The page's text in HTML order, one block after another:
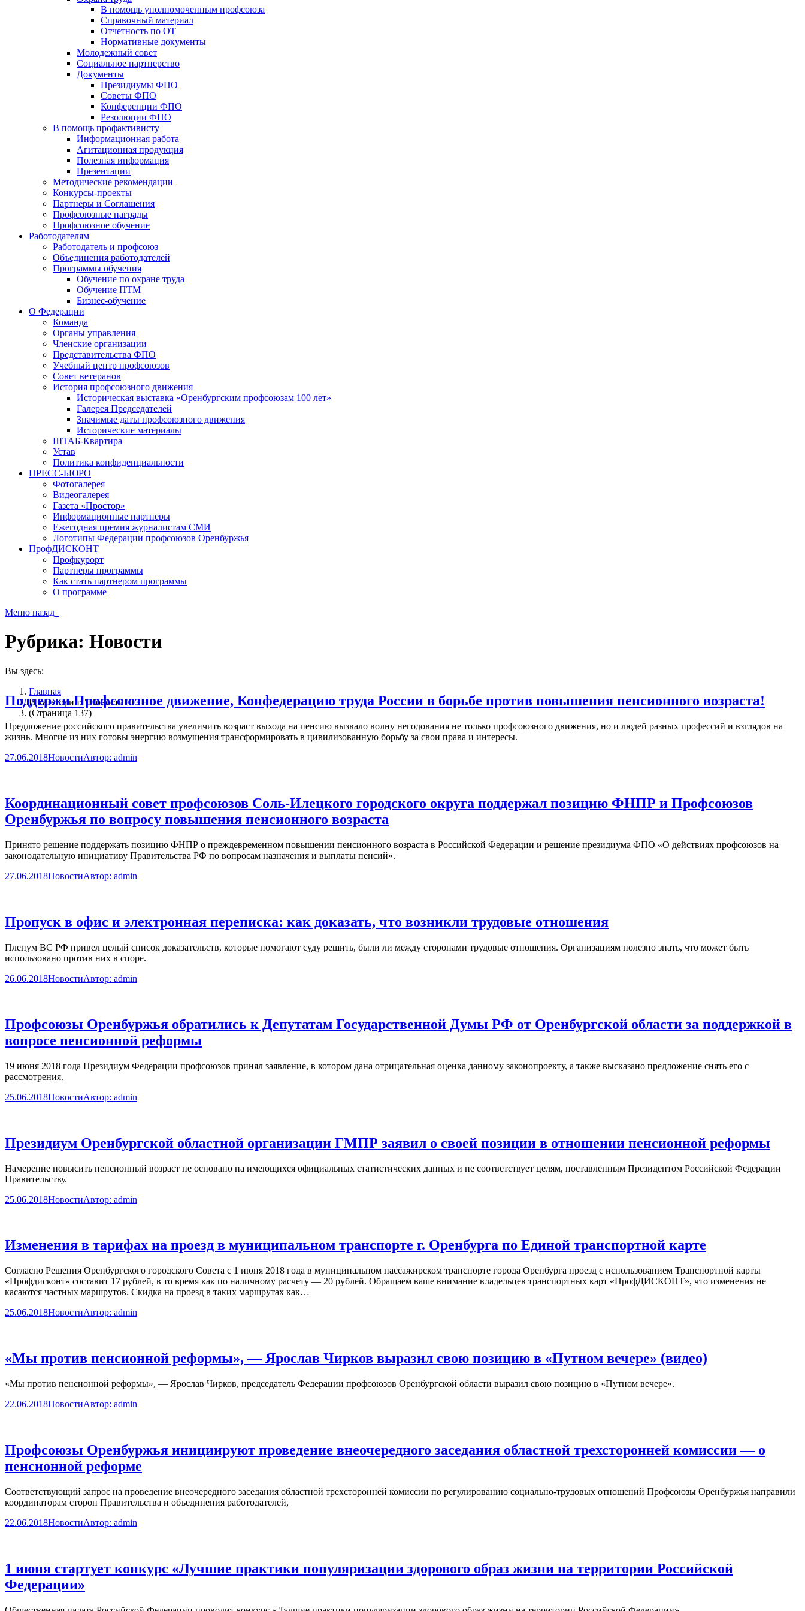
В помощь уполномоченным профсоюза
Справочный материал
Отчетность по ОТ
Нормативные документы
Молодежный совет
Социальное партнерство
Документы
Президиумы ФПО
Советы ФПО
Конференции ФПО
Резолюции ФПО
В помощь профактивисту
Информационная работа
Агитационная продукция
Полезная информация
Презентации
Методические рекомендации
Конкурсы-проекты
Партнеры и Соглашения
Профсоюзные награды
Профсоюзное обучение
Работодателям
Работодатель и профсоюз
Объединения работодателей
Программы обучения
Обучение по охране труда
Обучение ПТМ
Бизнес-обучение
О Федерации
Команда
Органы управления
Членские организации
Представительства ФПО
Учебный центр профсоюзов
Совет ветеранов
История профсоюзного движения
Историческая выставка «Оренбургским профсоюзам 100 лет»
Галерея Председателей
Значимые даты профсоюзного движения
Исторические материалы
ШТАБ-Квартира
Устав
Политика конфиденциальности
ПРЕСС-БЮРО
Фотогалерея
Видеогалерея
Газета «Простор»
Информационные партнеры
Ежегодная премия журналистам СМИ
Логотипы Федерации профсоюзов Оренбуржья
ПрофДИСКОНТ
Профкурорт
Партнеры программы
Как стать партнером программы
О программе
Меню назад
Рубрика: Новости
Вы здесь:
Главная
В категории: "Новости"
(Страница 137)
Поддержи Профсоюзное движение, Конфедерацию труда России в борьбе против повышения пенсионного возраста!
Предложение российского правительства увеличить возраст выхода на пенсию вызвало волну негодования не только профсоюзного движения, но и людей разных профессий и взглядов на
жизнь. Многие из них готовы энергию возмущения трансформировать в цивилизованную борьбу за свои права и интересы.
27.06.2018НовостиАвтор: admin
Координационный совет профсоюзов Соль-Илецкого городского округа поддержал позицию ФНПР и Профсоюзов
Оренбуржья по вопросу повышения пенсионного возраста
Принято решение поддержать позицию ФНПР о преждевременном повышении пенсионного возраста в Российской Федерации и решение президиума ФПО «О действиях профсоюзов на
законодательную инициативу Правительства РФ по вопросам назначения и выплаты пенсий».
27.06.2018НовостиАвтор: admin
Пропуск в офис и электронная переписка: как доказать, что возникли трудовые отношения
Пленум ВС РФ привел целый список доказательств, которые помогают суду решить, были ли между сторонами трудовые отношения. Организациям полезно знать, что может быть
использовано против них в споре.
26.06.2018НовостиАвтор: admin
Профсоюзы Оренбуржья обратились к Депутатам Государственной Думы РФ от Оренбургской области за поддержкой в
вопросе пенсионной реформы
19 июня 2018 года Президиум Федерации профсоюзов принял заявление, в котором дана отрицательная оценка данному законопроекту, а также высказано предложение снять его с
рассмотрения.
25.06.2018НовостиАвтор: admin
Президиум Оренбургской областной организации ГМПР заявил о своей позиции в отношении пенсионной реформы
Намерение повысить пенсионный возраст не основано на имеющихся официальных статистических данных и не соответствует целям, поставленным Президентом Российской Федерации
Правительству.
25.06.2018НовостиАвтор: admin
Изменения в тарифах на проезд в муниципальном транспорте г. Оренбурга по Единой транспортной карте
Согласно Решения Оренбургского городского Совета с 1 июня 2018 года в муниципальном пассажирском транспорте города Оренбурга проезд с использованием Транспортной карты
«Профдисконт» составит 17 рублей, в то время как по наличному расчету — 20 рублей. Обращаем ваше внимание владельцев транспортных карт «ПрофДИСКОНТ», что изменения не
касаются частных маршрутов. Скидка на проезд в таких маршрутах как…
25.06.2018НовостиАвтор: admin
«Мы против пенсионной реформы», — Ярослав Чирков выразил свою позицию в «Путном вечере» (видео)
«Мы против пенсионной реформы», — Ярослав Чирков, председатель Федерации профсоюзов Оренбургской области выразил свою позицию в «Путном вечере».
22.06.2018НовостиАвтор: admin
Профсоюзы Оренбуржья инициируют проведение внеочередного заседания областной трехсторонней комиссии — о
пенсионной реформе
Соответствующий запрос на проведение внеочередного заседания областной трехсторонней комиссии по регулированию социально-трудовых отношений Профсоюзы Оренбуржья направили
координаторам сторон Правительства и объединения работодателей,
22.06.2018НовостиАвтор: admin
1 июня стартует конкурс «Лучшие практики популяризации здорового образ жизни на территории Российской
Федерации»